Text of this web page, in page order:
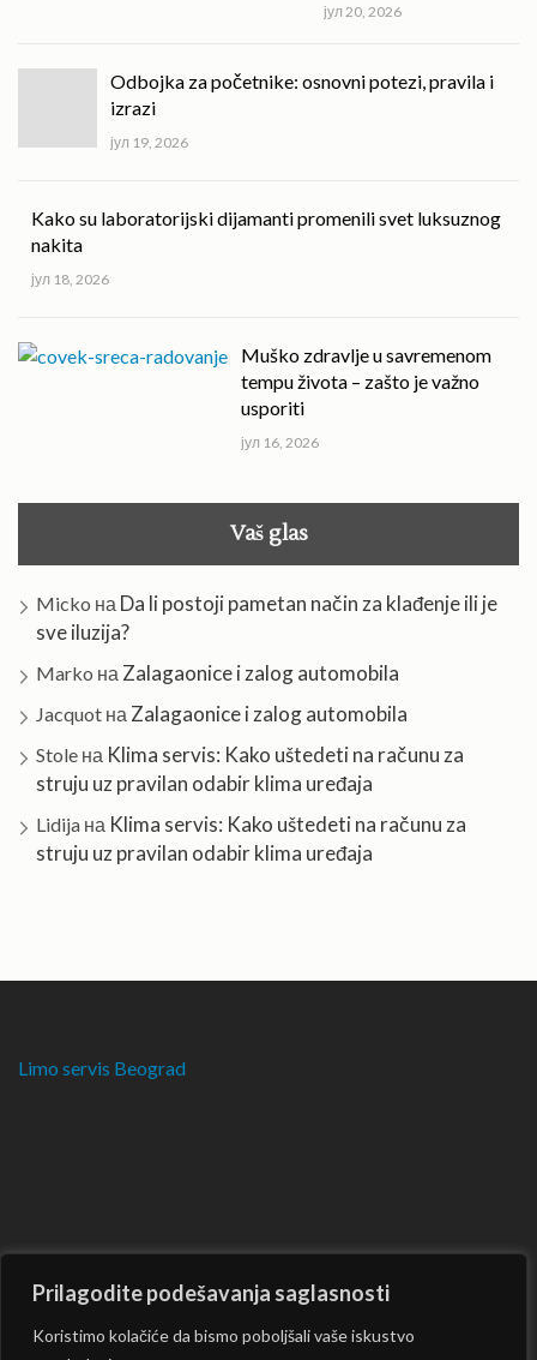
Prilagodite podešavanja saglasnosti
Koristimo kolačiće da bismo poboljšali vaše iskustvo
јул 20, 2026
Odbojka za početnike: osnovni potezi, pravila i
izrazi
јул 19, 2026
Kako su laboratorijski dijamanti promenili svet luksuznog
nakita
јул 18, 2026
Muško zdravlje u savremenom
tempu života – zašto je važno
usporiti
јул 16, 2026
Vaš glas
Micko на Da li postoji pametan način za klađenje ili je
sve iluzija?
Marko на Zalagaonice i zalog automobila
Jacquot на Zalagaonice i zalog automobila
Stole на Klima servis: Kako uštedeti na računu za
struju uz pravilan odabir klima uređaja
Lidija на Klima servis: Kako uštedeti na računu za
struju uz pravilan odabir klima uređaja
Limo servis Beograd